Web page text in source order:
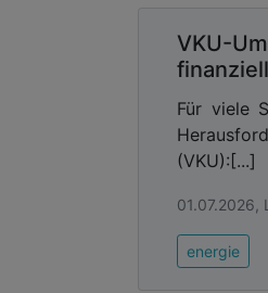
VKU-
Für viele
(VKU):[...]
01.07.2026,
energie